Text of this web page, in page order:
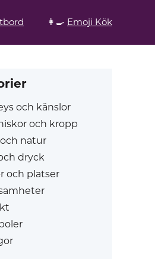
👩‍🍳 Emoji Kök
och känslor
och kropp
natur
dryck
och platser